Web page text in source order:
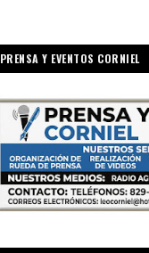
PRENSA Y EVENTOS CORNIEL